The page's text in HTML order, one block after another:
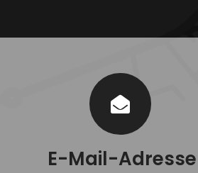
E-Mail-Adresse